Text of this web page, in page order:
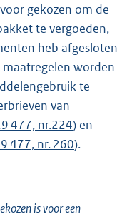
gekozen om de
te vergoeden,
heb afgesloten
worden
te
van
477, nr.224) en
477, nr. 260).
is voor een